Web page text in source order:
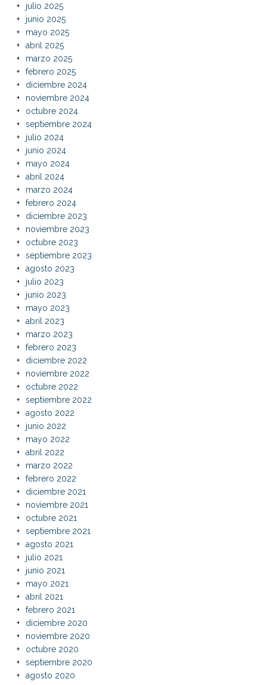
julio 2025
junio 2025
mayo 2025
abril 2025
marzo 2025
febrero 2025
diciembre 2024
noviembre 2024
octubre 2024
septiembre 2024
julio 2024
junio 2024
mayo 2024
abril 2024
marzo 2024
febrero 2024
diciembre 2023
noviembre 2023
octubre 2023
septiembre 2023
agosto 2023
julio 2023
junio 2023
mayo 2023
abril 2023
marzo 2023
febrero 2023
diciembre 2022
noviembre 2022
octubre 2022
septiembre 2022
agosto 2022
junio 2022
mayo 2022
abril 2022
marzo 2022
febrero 2022
diciembre 2021
noviembre 2021
octubre 2021
septiembre 2021
agosto 2021
julio 2021
junio 2021
mayo 2021
abril 2021
febrero 2021
diciembre 2020
noviembre 2020
octubre 2020
septiembre 2020
agosto 2020